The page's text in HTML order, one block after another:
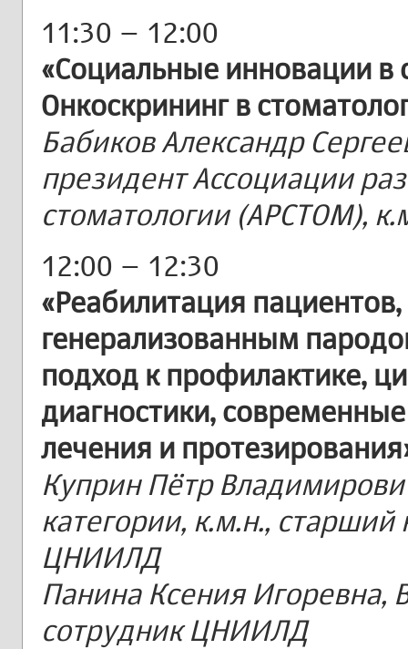
11:30 – 12:00
«Социальные инновации в
Онкоскрининг в
Бабиков Александр
президент Ассоциации
стоматологии (АРСТОМ),
12:00 – 12:30
«Реабилитация
генерализованным
подход к профилактике,
диагностики,
лечения и
Куприн Пётр
категории, к.м.н.,
ЦНИИЛД
Панина Ксения Игоревна,
сотрудник ЦНИИЛД